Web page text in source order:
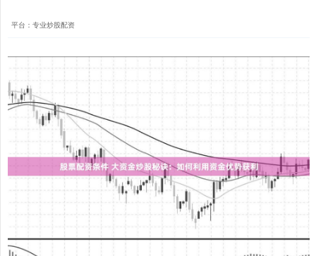
平台：专业炒股配资